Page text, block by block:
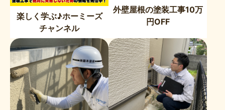
楽しく学ぶ♪ホーミーズ
チャンネル
外壁屋根の塗装工事10万
円OFF